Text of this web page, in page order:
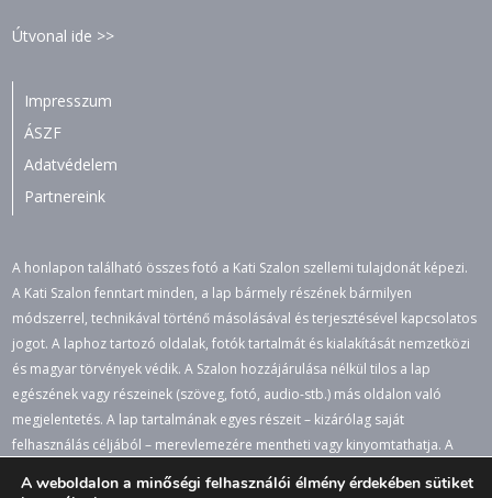
Útvonal ide >>
Impresszum
ÁSZF
Adatvédelem
Partnereink
A honlapon található összes fotó a Kati Szalon szellemi tulajdonát képezi.
A Kati Szalon fenntart minden, a lap bármely részének bármilyen
módszerrel, technikával történő másolásával és terjesztésével kapcsolatos
jogot. A laphoz tartozó oldalak, fotók tartalmát és kialakítását nemzetközi
és magyar törvények védik. A Szalon hozzájárulása nélkül tilos a lap
egészének vagy részeinek (szöveg, fotó, audio-stb.) más oldalon való
megjelentetés. A lap tartalmának egyes részeit – kizárólag saját
felhasználás céljából – merevlemezére mentheti vagy kinyomtathatja. A
A weboldalon a minőségi felhasználói élmény érdekében sütiket